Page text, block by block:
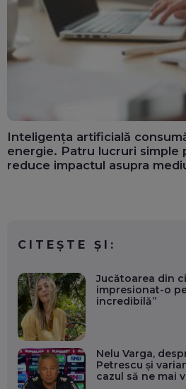
Inteligența artificială
energie. Patru lucruri simple
reduce impactul asupra
CITEȘTE ȘI:
Jucătoarea din
impresionat-o
incredibilă”
Nelu Varga,
Petrescu și
cazul să ne mai